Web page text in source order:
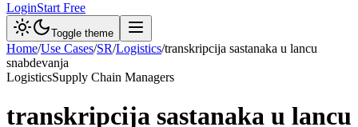
LoginStart Free
Toggle theme
Home/Use Cases/SR/Logistics/transkripcija sastanaka u lancu
snabdevanja
LogisticsSupply Chain Managers
transkripcija sastanaka u lancu